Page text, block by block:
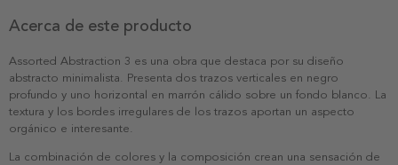
Acerca de este producto
Assorted Abstraction 3 es una obra que destaca por su diseño
abstracto minimalista. Presenta dos trazos verticales en negro
profundo y uno horizontal en marrón cálido sobre un fondo blanco. La
textura y los bordes irregulares de los trazos aportan un aspecto
orgánico e interesante.
La combinación de colores y la composición crean una sensación de